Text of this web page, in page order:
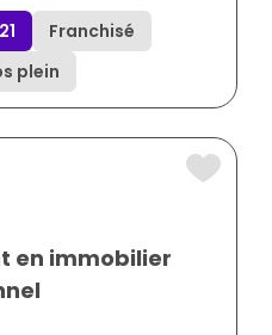
Franchisé
plein
en immobilier